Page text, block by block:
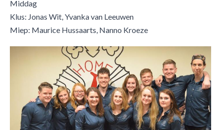
Middag
Klus: Jonas Wit, Yvanka van Leeuwen
Miep: Maurice Hussaarts, Nanno Kroeze